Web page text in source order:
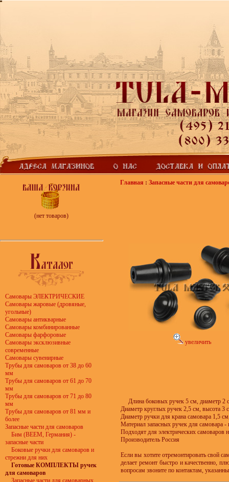
(нет товаров)
Самовары ЭЛЕКТРИЧЕСКИЕ
Самовары жаровые (дровяные,
угольные)
Самовары антикварные
Самовары комбинированные
Самовары фарфоровые
Самовары эксклюзивные
современные
Самовары сувенирные
Трубы для самоваров от 38 до 60
мм
Трубы для самоваров от 61 до 70
мм
Трубы для самоваров от 71 до 80
мм
Трубы для самоваров от 81 мм и
более
Запасные части для самоваров
Бим (BEEM, Германия) -
запасные части
Боковые ручки для самоваров и
стрежни для них
Готовые КОМПЛЕКТЫ ручек
для самоваров
Запасные части для самоварных
Главная : Запасные части для
увеличить
Длина боковых ручек 5 см, диаметр 2
Диаметр круглых ручек 2,5 см, высота 3
Диаметр ручки для крана самовара 1,5
Материал запасных ручек для самовара -
Подходят для электрических самоваров
Производитель Россия
Если вы хотите отремонтировать свой
делает ремонт быстро и качественно,
вопросам звоните по контактам,